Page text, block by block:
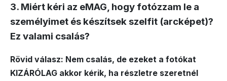
3. Miért kéri az eMAG, hogy fotózzam le a
személyimet és készítsek szelfit (arcképet)?
Ez valami csalás?
Rövid válasz: Nem csalás, de ezeket a fotókat
KIZÁRÓLAG akkor kérik, ha részletre szeretnél